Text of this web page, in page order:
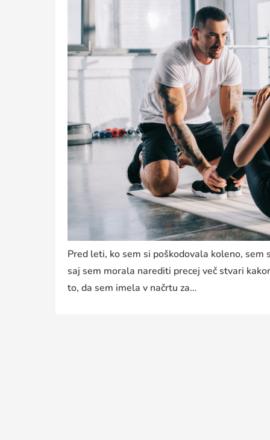
Pred leti, ko sem si poškodovala koleno,
saj sem morala narediti precej več stvari
to, da sem imela v načrtu za…